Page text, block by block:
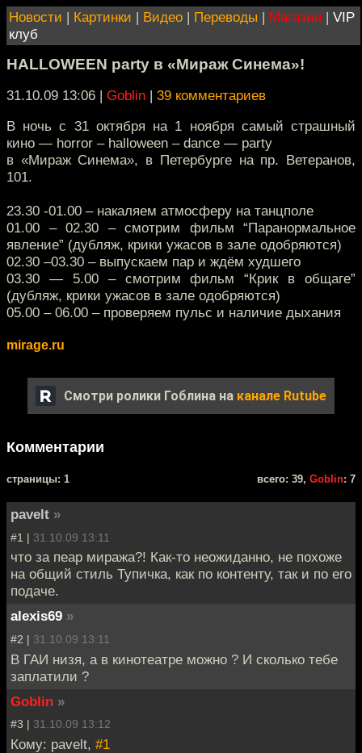
Новости | Картинки | Видео | Переводы | Магазин | VIP
клуб
HALLOWEEN party в «Мираж Синема»!
31.10.09 13:06 | Goblin | 39 комментариев
В ночь с 31 октября на 1 ноября cамый страшный
кино — horror – halloween – dance — party
в «Мираж Синема», в Петербурге на пр. Ветеранов,
101.
23.30 -01.00 – накаляем атмосферу на танцполе
01.00 – 02.30 – смотрим фильм “Паранормальное
явление” (дубляж, крики ужасов в зале одобряются)
02.30 –03.30 – выпускаем пар и ждём худшего
03.30 — 5.00 – смотрим фильм “Крик в общаге”
(дубляж, крики ужасов в зале одобряются)
05.00 – 06.00 – проверяем пульс и наличие дыхания
mirage.ru
Смотри ролики Гоблина на канале Rutube
Комментарии
cтраницы: 1 всего: 39, Goblin: 7
pavelt »
#1 | 31.10.09 13:11
что за пеар миража?! Как-то неожиданно, не похоже
на общий стиль Тупичка, как по контенту, так и по его
подаче.
alexis69 »
#2 | 31.10.09 13:11
В ГАИ низя, а в кинотеатре можно ? И сколько тебе
заплатили ?
Goblin »
#3 | 31.10.09 13:12
Кому: pavelt, #1